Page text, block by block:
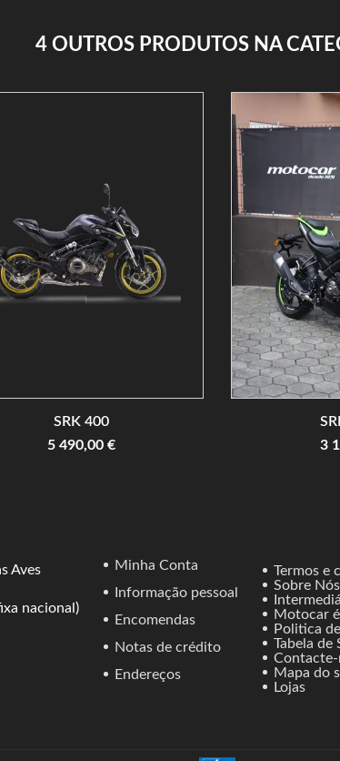
4 OUTROS PRODUTOS NA
SRK 400
5 490,00 €
3
Aves
nacional)
Minha Conta
Informação pessoal
Encomendas
Notas de crédito
Endereços
Termos e
Sobre Nós
Motocar
Politica
Tabela de
Contacte-
Mapa do
Lojas